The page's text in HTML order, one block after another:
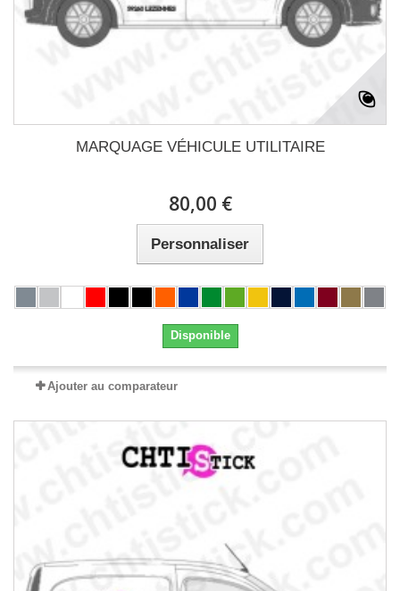
MARQUAGE VÉHICULE UTILITAIRE
80,00 €
Personnaliser
Disponible
Ajouter au comparateur